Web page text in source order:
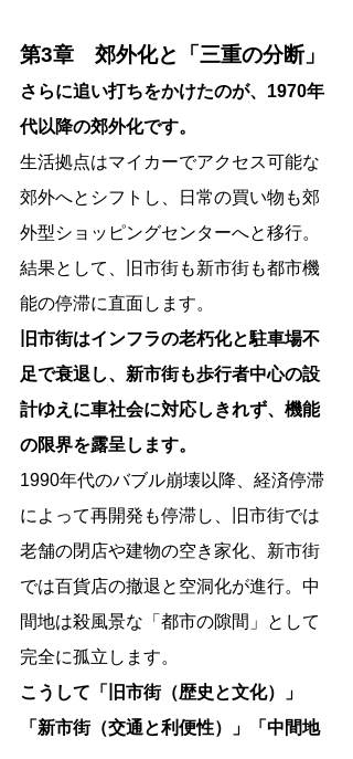
第3章　郊外化と「三重の分断」
さらに追い打ちをかけたのが、1970年
代以降の郊外化です。
生活拠点はマイカーでアクセス可能な
郊外へとシフトし、日常の買い物も郊
外型ショッピングセンターへと移行。
結果として、旧市街も新市街も都市機
能の停滞に直面します。
旧市街はインフラの老朽化と駐車場不
足で衰退し、新市街も歩行者中心の設
計ゆえに車社会に対応しきれず、機能
の限界を露呈します。
1990年代のバブル崩壊以降、経済停滞
によって再開発も停滞し、旧市街では
老舗の閉店や建物の空き家化、新市街
では百貨店の撤退と空洞化が進行。中
間地は殺風景な「都市の隙間」として
完全に孤立します。
こうして「旧市街（歴史と文化）」
「新市街（交通と利便性）」「中間地